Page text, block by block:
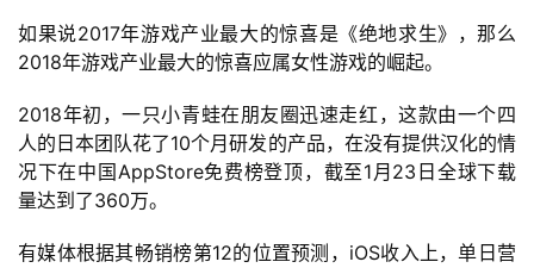
如果说2017年游戏产业最大的惊喜是《绝地求生》，那么
2018年游戏产业最大的惊喜应属女性游戏的崛起。
2018年初，一只小青蛙在朋友圈迅速走红，这款由一个四
人的日本团队花了10个月研发的产品，在没有提供汉化的情
况下在中国AppStore免费榜登顶，截至1月23日全球下载
量达到了360万。
有媒体根据其畅销榜第12的位置预测，iOS收入上，单日营